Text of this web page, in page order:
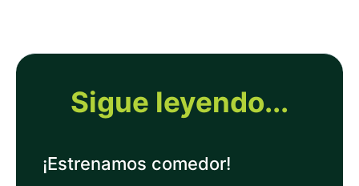
Sigue leyendo...
¡Estrenamos comedor!